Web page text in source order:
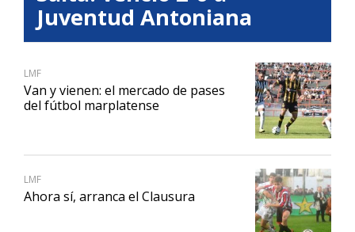
Juventud Antoniana
LMF
Van y vienen: el mercado de pases
del fútbol marplatense
LMF
Ahora sí, arranca el Clausura